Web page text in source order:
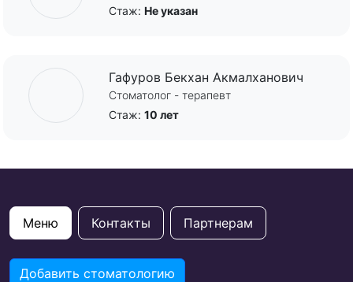
Стаж: Не указан
Гафуров Бекхан Акмалханович
Стоматолог - терапевт
Стаж: 10 лет
Меню Контакты Партнерам
Добавить стоматологию